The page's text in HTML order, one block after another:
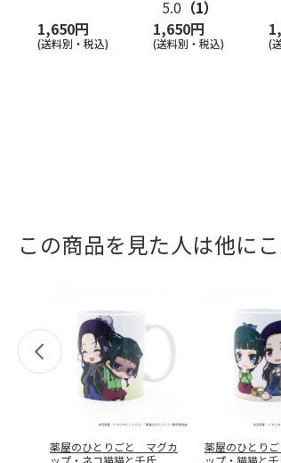
1,650円
(送料別・税込)
5.0 （1）
1,650円
(送料別・税込) (
この商品を見た人は他に
薬屋のひとりごと マグカ
ップ・ネコ猫猫と壬氏
薬屋のひとり
ップ・猫猫と